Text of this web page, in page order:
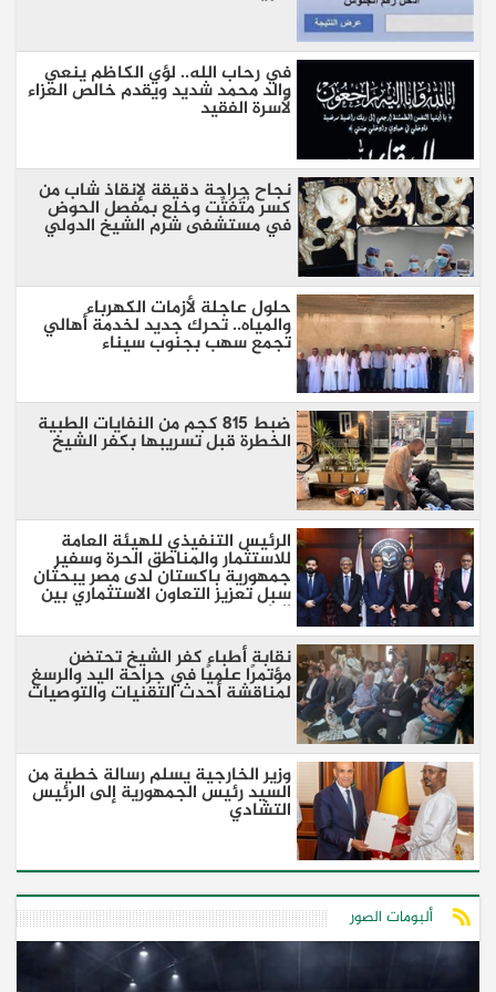
في رحاب الله.. لؤي الكاظم ينعي
والد محمد شديد ويقدم خالص العزاء
لأسرة الفقيد
نجاح جراحة دقيقة لإنقاذ شاب من
كسر مُتَفَتِّت وخلع بمفصل الحوض
في مستشفى شرم الشيخ الدولي
حلول عاجلة لأزمات الكهرباء
والمياه.. تحرك جديد لخدمة أهالي
تجمع سهب بجنوب سيناء
ضبط 815 كجم من النفايات الطبية
الخطرة قبل تسريبها بكفر الشيخ
الرئيس التنفيذي للهيئة العامة
للاستثمار والمناطق الحرة وسفير
جمهورية باكستان لدى مصر يبحثان
سبل تعزيز التعاون الاستثماري بين
البلدين
نقابة أطباء كفر الشيخ تحتضن
مؤتمرًا علميًا في جراحة اليد والرسغ
لمناقشة أحدث التقنيات والتوصيات
وزير الخارجية يسلم رسالة خطية من
السيد رئيس الجمهورية إلى الرئيس
التشادي
ألبومات الصور